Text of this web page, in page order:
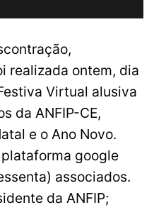
realizada ontem, dia
Virtual alusiva
da ANFIP-CE,
e o Ano Novo.
google
associados.
da ANFIP;